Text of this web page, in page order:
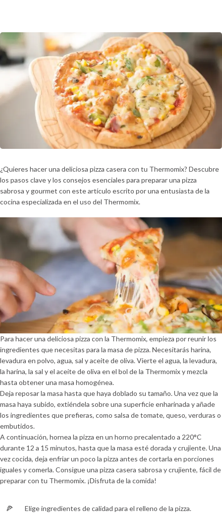
¿Quieres hacer una deliciosa pizza casera con tu Thermomix? Descubre
los pasos clave y los consejos esenciales para preparar una pizza
sabrosa y gourmet con este artículo escrito por una entusiasta de la
cocina especializada en el uso del Thermomix.
Para hacer una deliciosa pizza con la Thermomix, empieza por reunir los
ingredientes que necesitas para la masa de pizza. Necesitarás harina,
levadura en polvo, agua, sal y aceite de oliva. Vierte el agua, la levadura,
la harina, la sal y el aceite de oliva en el bol de la Thermomix y mezcla
hasta obtener una masa homogénea.
Deja reposar la masa hasta que haya doblado su tamaño. Una vez que la
masa haya subido, extiéndela sobre una superficie enharinada y añade
los ingredientes que prefieras, como salsa de tomate, queso, verduras o
embutidos.
A continuación, hornea la pizza en un horno precalentado a 220°C
durante 12 a 15 minutos, hasta que la masa esté dorada y crujiente. Una
vez cocida, deja enfriar un poco la pizza antes de cortarla en porciones
iguales y comerla. Consigue una pizza casera sabrosa y crujiente, fácil de
preparar con tu Thermomix. ¡Disfruta de la comida!
🍕 Elige ingredientes de calidad para el relleno de la pizza.